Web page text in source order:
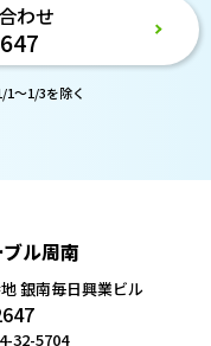
わせ
1～1/3を除く
ル周南
銀南毎日興業ビル
32-5704